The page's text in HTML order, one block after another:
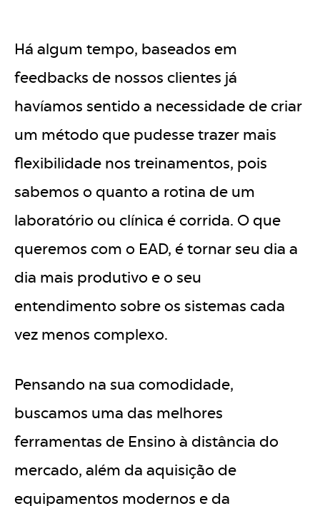
Há algum tempo, baseados em
feedbacks de nossos clientes já
havíamos sentido a necessidade de criar
um método que pudesse trazer mais
flexibilidade nos treinamentos, pois
sabemos o quanto a rotina de um
laboratório ou clínica é corrida. O que
queremos com o EAD, é tornar seu dia a
dia mais produtivo e o seu
entendimento sobre os sistemas cada
vez menos complexo.
Pensando na sua comodidade,
buscamos uma das melhores
ferramentas de Ensino à distância do
mercado, além da aquisição de
equipamentos modernos e da